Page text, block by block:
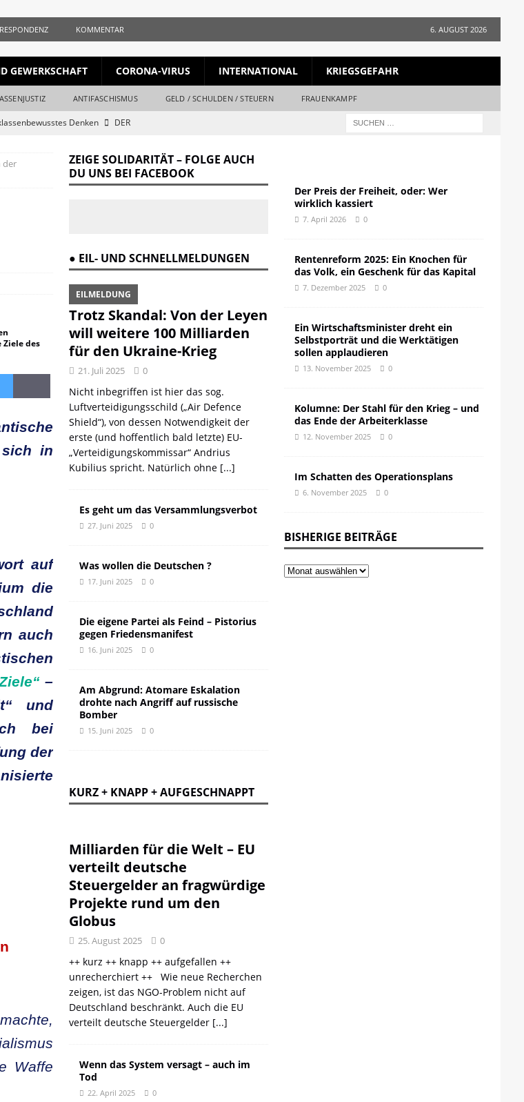
KOMMENTAR 6. AUGUST 2026
GEWERKSCHAFT CORONA-VIRUS INTERNATIONAL KRIEGSGEFAHR
ANTIFASCHISMUS GELD / SCHULDEN / STEUERN FRAUENKAMPF
Denken
DER
+ AUFGESCHNAPPT
Der Klassenkampf hinter der Lüge
DER
DER REVOLUTIONÄR
DER REVOLUTIONÄR
Genossen verriet DER REVOLUTIONÄR
der
Ziele des
sich in
auf
die
auch
–
und
bei
der
Waffe
ZEIGE SOLIDARITÄT – FOLGE AUCH
DU UNS BEI FACEBOOK
● EIL- UND SCHNELLMELDUNGEN
EILMELDUNG
Trotz Skandal: Von der Leyen
will weitere 100 Milliarden
für den Ukraine-Krieg
21. Juli 2025 0
Nicht inbegriffen ist hier das sog.
Luftverteidigungsschild („Air Defence
Shield“), von dessen Notwendigkeit der
erste (und hoffentlich bald letzte) EU-
„Verteidigungskommissar“ Andrius
Kubilius spricht. Natürlich ohne [...]
Es geht um das Versammlungsverbot
27. Juni 2025 0
Was wollen die Deutschen ?
17. Juni 2025 0
Die eigene Partei als Feind – Pistorius
gegen Friedensmanifest
16. Juni 2025 0
Am Abgrund: Atomare Eskalation
drohte nach Angriff auf russische
Bomber
15. Juni 2025 0
KURZ + KNAPP + AUFGESCHNAPPT
Milliarden für die Welt – EU
verteilt deutsche
Steuergelder an fragwürdige
Projekte rund um den
Globus
25. August 2025 0
++ kurz ++ knapp ++ aufgefallen ++
unrecherchiert ++ Wie neue Recherchen
zeigen, ist das NGO-Problem nicht auf
Deutschland beschränkt. Auch die EU
verteilt deutsche Steuergelder [...]
Wenn das System versagt – auch im
Tod
22. April 2025 0
Der Preis der Freiheit, oder: Wer
wirklich kassiert
7. April 2026 0
Rentenreform 2025: Ein Knochen für
das Volk, ein Geschenk für das Kapital
7. Dezember 2025 0
Ein Wirtschaftsminister dreht ein
Selbstporträt und die Werktätigen
sollen applaudieren
13. November 2025 0
Kolumne: Der Stahl für den Krieg – und
das Ende der Arbeiterklasse
12. November 2025 0
Im Schatten des Operationsplans
6. November 2025 0
BISHERIGE BEITRÄGE